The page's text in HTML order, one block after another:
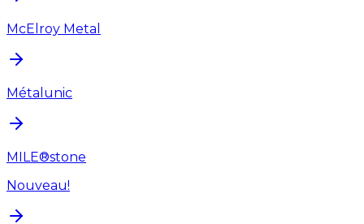
McElroy Metal
Métalunic
MILE®stone
Nouveau!